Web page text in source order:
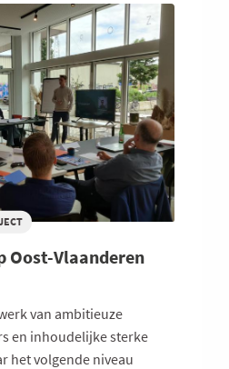
Oost-Vlaanderen
van ambitieuze
en inhoudelijke sterke
het volgende niveau